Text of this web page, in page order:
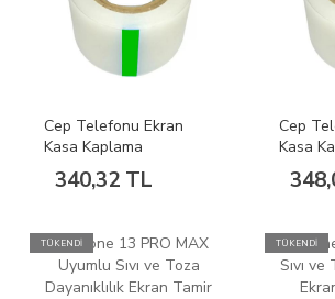
Cep Telefonu Ekran
Kasa Kaplama
Temizleme ve Sunum
Bantı 50mm
340,32 TL
Cep
Kasa
Bantı
TÜKENDİ TÜKENDİ